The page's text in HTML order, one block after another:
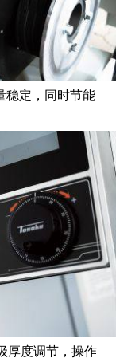
稳定，同时节能
厚度调节，操作